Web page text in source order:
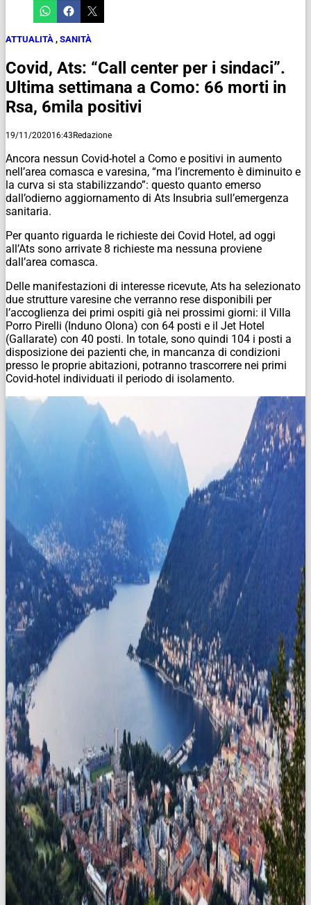
ATTUALITÀ , SANITÀ
Covid, Ats: “Call center per i sindaci”.
Ultima settimana a Como: 66 morti in
Rsa, 6mila positivi
19/11/202016:43Redazione
Ancora nessun Covid-hotel a Como e positivi in aumento
nell’area comasca e varesina, “ma l’incremento è diminuito e
la curva si sta stabilizzando”: questo quanto emerso
dall’odierno aggiornamento di Ats Insubria sull’emergenza
sanitaria.
Per quanto riguarda le richieste dei Covid Hotel, ad oggi
all’Ats sono arrivate 8 richieste ma nessuna proviene
dall’area comasca.
Delle manifestazioni di interesse ricevute, Ats ha selezionato
due strutture varesine che verranno rese disponibili per
l’accoglienza dei primi ospiti già nei prossimi giorni: il Villa
Porro Pirelli (Induno Olona) con 64 posti e il Jet Hotel
(Gallarate) con 40 posti. In totale, sono quindi 104 i posti a
disposizione dei pazienti che, in mancanza di condizioni
presso le proprie abitazioni, potranno trascorrere nei primi
Covid-hotel individuati il periodo di isolamento.